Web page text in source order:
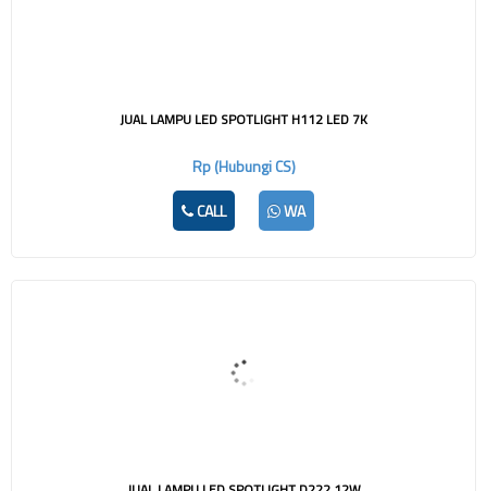
JUAL LAMPU LED SPOTLIGHT H112 LED 7K
Rp (Hubungi CS)
CALL
WA